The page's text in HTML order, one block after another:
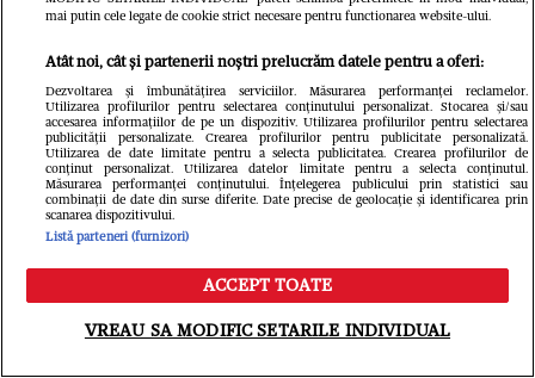
Jurca, cea mai cunoscută
doamnă de la Meteo? Azi e
pensionară, o doamnă
respectată și iubită, dar stai
să vezi ce s-a aflat despre
fiul ei. Nimeni, dar nimeni
nu s-ar fi așteptat la asta.
Păcat!
care
cu atât
Tânăr,
viața
să o
inima
Meniu Caută
mai putin cele legate de cookie strict necesare pentru functionarea website-ului.
Atât noi, cât și partenerii noștri prelucrăm datele pentru a oferi:
Dezvoltarea și îmbunătățirea serviciilor. Măsurarea performanței reclamelor.
Utilizarea profilurilor pentru selectarea conținutului personalizat. Stocarea și/sau
accesarea informațiilor de pe un dispozitiv. Utilizarea profilurilor pentru selectarea
publicității personalizate. Crearea profilurilor pentru publicitate personalizată.
Utilizarea de date limitate pentru a selecta publicitatea. Crearea profilurilor de
conținut personalizat. Utilizarea datelor limitate pentru a selecta conținutul.
Măsurarea performanței conținutului. Înțelegerea publicului prin statistici sau
combinații de date din surse diferite. Date precise de geolocație și identificarea prin
scanarea dispozitivului.
Listă parteneri (furnizori)
ACCEPT TOATE
VREAU SA MODIFIC SETARILE INDIVIDUAL